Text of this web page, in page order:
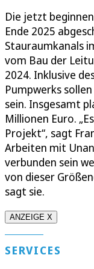
Die jetzt
Ende 2025
Stauraumkanals
vom Bau der
2024. Inklusive
Pumpwerks
sein. Insgesamt
Millionen Euro.
Projekt“, sagt
Arbeiten mit
verbunden sein
von dieser
sagt sie.
ANZEIGE X
SERVICES